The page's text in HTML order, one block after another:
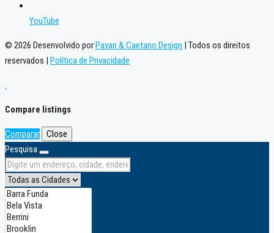
YouTube
© 2026 Desenvolvido por Pavan & Caetano Design | Todos os direitos
reservados |
Política de Privacidade
.
Compare listings
Comparar
Close
Pesquisa